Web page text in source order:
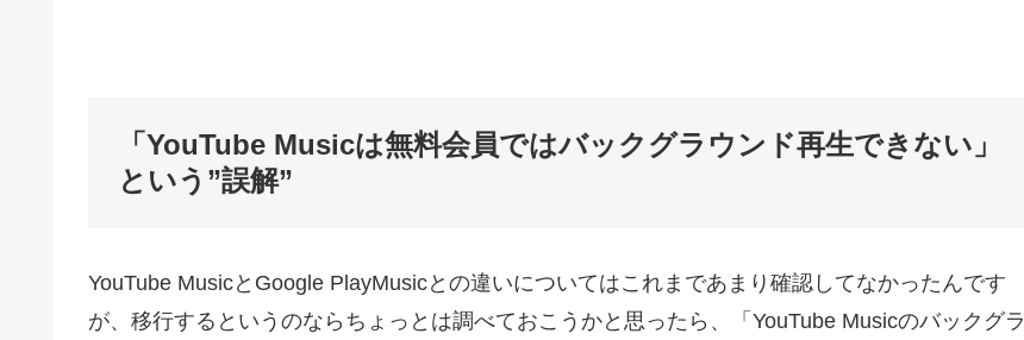
「YouTube Musicは無料会員ではバックグラウンド再生できない」
という”誤解”
YouTube MusicとGoogle PlayMusicとの違いについてはこれまであまり確認してなかったんです
が、移行するというのならちょっとは調べておこうかと思ったら、「YouTube Musicのバックグラ